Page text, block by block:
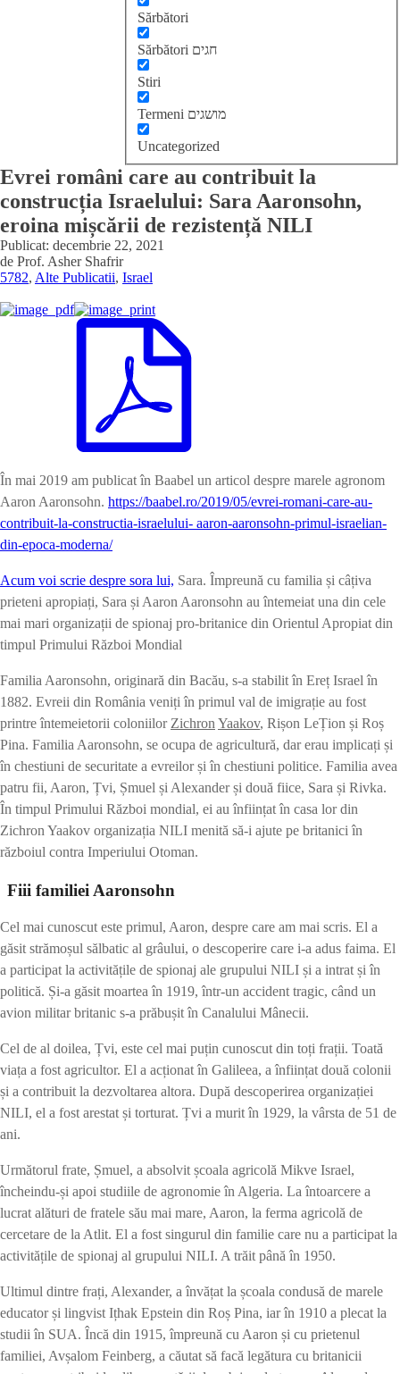
Sărbători
Sărbători חגים
Stiri
Termeni מושגים
Uncategorized
Evrei români care au contribuit la
construcția Israelului: Sara Aaronsohn,
eroina mișcării de rezistență NILI
Publicat: decembrie 22, 2021
de Prof. Asher Shafrir
5782, Alte Publicatii, Israel
În mai 2019 am publicat în Baabel un articol despre marele agronom
Aaron Aaronsohn. https://baabel.ro/2019/05/evrei-romani-care-au-
contribuit-la-constructia-israelului- aaron-aaronsohn-primul-israelian-
din-epoca-moderna/
Acum voi scrie despre sora lui, Sara. Împreună cu familia și câțiva
prieteni apropiați, Sara și Aaron Aaronsohn au întemeiat una din cele
mai mari organizații de spionaj pro-britanice din Orientul Apropiat din
timpul Primului Război Mondial
Familia Aaronsohn, originară din Bacău, s-a stabilit în Ereț Israel în
1882. Evreii din România veniți în primul val de imigrație au fost
printre întemeietorii coloniilor Zichron Yaakov, Rișon LeȚion și Roș
Pina. Familia Aaronsohn, se ocupa de agricultură, dar erau implicați și
în chestiuni de securitate a evreilor și în chestiuni politice. Familia avea
patru fii, Aaron, Țvi, Șmuel și Alexander și două fiice, Sara și Rivka.
În timpul Primului Război mondial, ei au înființat în casa lor din
Zichron Yaakov organizația NILI menită să-i ajute pe britanici în
războiul contra Imperiului Otoman.
Fiii familiei Aaronsohn
Cel mai cunoscut este primul, Aaron, despre care am mai scris. El a
găsit strămoșul sălbatic al grâului, o descoperire care i-a adus faima. El
a participat la activitățile de spionaj ale grupului NILI și a intrat și în
politică. Și-a găsit moartea în 1919, într-un accident tragic, când un
avion militar britanic s-a prăbușit în Canalului Mânecii.
Cel de al doilea, Țvi, este cel mai puțin cunoscut din toți frații. Toată
viața a fost agricultor. El a acționat în Galileea, a înființat două colonii
și a contribuit la dezvoltarea altora. După descoperirea organizației
NILI, el a fost arestat și torturat. Țvi a murit în 1929, la vârsta de 51 de
ani.
Următorul frate, Șmuel, a absolvit școala agricolă Mikve Israel,
încheindu-și apoi studiile de agronomie în Algeria. La întoarcere a
lucrat alături de fratele său mai mare, Aaron, la ferma agricolă de
cercetare de la Atlit. El a fost singurul din familie care nu a participat la
activitățile de spionaj al grupului NILI. A trăit până în 1950.
Ultimul dintre frați, Alexander, a învățat la școala condusă de marele
educator și lingvist Ițhak Epstein din Roș Pina, iar în 1910 a plecat la
studii în SUA. Încă din 1915, împreună cu Aaron și cu prietenul
familiei, Avșalom Feinberg, a căutat să facă legătura cu britanicii